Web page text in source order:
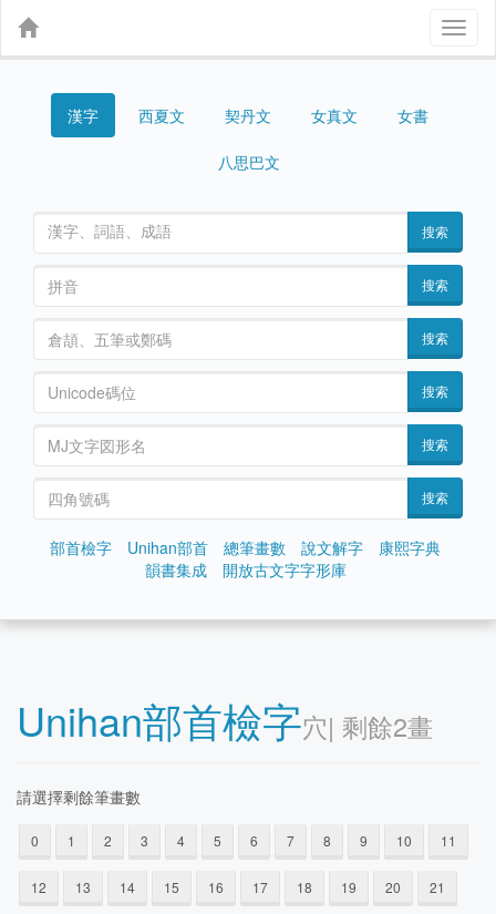
漢字 西夏文 契丹文 女真文 女書
八思巴文
搜索
搜索
搜索
搜索
搜索
搜索
部首檢字 Unihan部首 總筆畫數 說文解字
康熙字典
韻書集成
開放古文字字形庫
Unihan部首檢字⽳| 剩餘2畫
請選擇剩餘筆畫數
0 1 2 3 4 5 6 7 8 9 10 11
12 13 14 15 16 17 18 19 20 21